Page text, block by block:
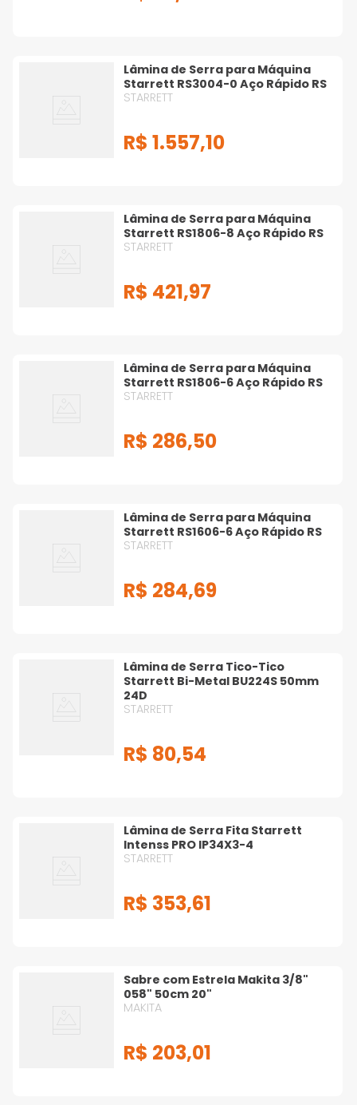
Lâmina de Serra para Máquina
Starrett RS3004-0 Aço Rápido RS
STARRETT
R$ 1.557,10
Lâmina de Serra para Máquina
Starrett RS1806-8 Aço Rápido RS
STARRETT
R$ 421,97
Lâmina de Serra para Máquina
Starrett RS1806-6 Aço Rápido RS
STARRETT
R$ 286,50
Lâmina de Serra para Máquina
Starrett RS1606-6 Aço Rápido RS
STARRETT
R$ 284,69
Lâmina de Serra Tico-Tico
Starrett Bi-Metal BU224S 50mm
24D
STARRETT
R$ 80,54
Lâmina de Serra Fita Starrett
Intenss PRO IP34X3-4
STARRETT
R$ 353,61
Sabre com Estrela Makita 3/8"
058" 50cm 20"
MAKITA
R$ 203,01